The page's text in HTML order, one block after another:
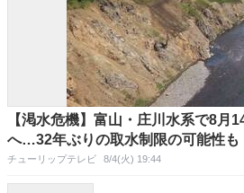
【渇水危機】富山・庄川水系で8月
へ…32年ぶりの取水制限の可能性も
チューリップテレビ 8/4(火) 19:44